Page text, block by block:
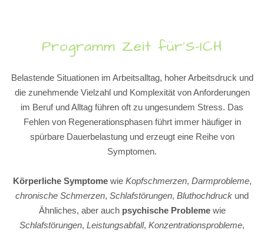
Programm Zeit für’S-ICH
Belastende Situationen im Arbeitsalltag, hoher Arbeitsdruck und
die zunehmende Vielzahl und Komplexität von Anforderungen
im Beruf und Alltag führen oft zu ungesundem Stress. Das
Fehlen von Regenerationsphasen führt immer häufiger in
spürbare Dauerbelastung und erzeugt eine Reihe von
Symptomen.
Körperliche Symptomewie Kopfschmerzen, Darmprobleme,
chronische Schmerzen, Schlafstörungen, Bluthochdruck und
Ähnliches, aber auch psychische Problemewie
Schlafstörungen, Leistungsabfall, Konzentrationsprobleme,